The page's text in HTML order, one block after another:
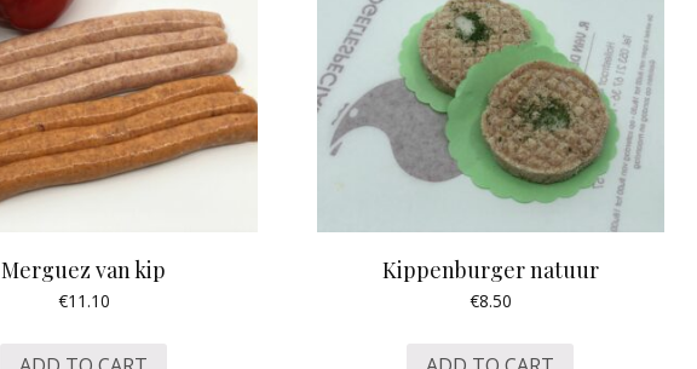
Merguez van kip
€11.10
Kippenburger natuur
€8.50